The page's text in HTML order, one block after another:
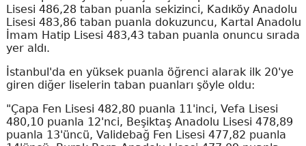
Lisesi 486,28 taban puanla sekizinci, Kadıköy Anadolu
Lisesi 483,86 taban puanla dokuzuncu, Kartal Anadolu
İmam Hatip Lisesi 483,43 taban puanla onuncu sırada
yer aldı.
İstanbul'da en yüksek puanla öğrenci alarak ilk 20'ye
giren diğer liselerin taban puanları şöyle oldu:
"Çapa Fen Lisesi 482,80 puanla 11'inci, Vefa Lisesi
480,10 puanla 12'nci, Beşiktaş Anadolu Lisesi 478,89
puanla 13'üncü, Validebağ Fen Lisesi 477,82 puanla